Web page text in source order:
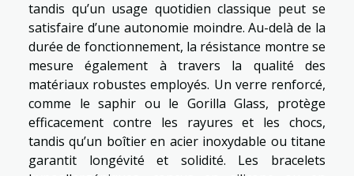
tandis qu’un usage quotidien classique peut se
satisfaire d’une autonomie moindre. Au-delà de la
durée de fonctionnement, la résistance montre se
mesure également à travers la qualité des
matériaux robustes employés. Un verre renforcé,
comme le saphir ou le Gorilla Glass, protège
efficacement contre les rayures et les chocs,
tandis qu’un boîtier en acier inoxydable ou titane
garantit longévité et solidité. Les bracelets